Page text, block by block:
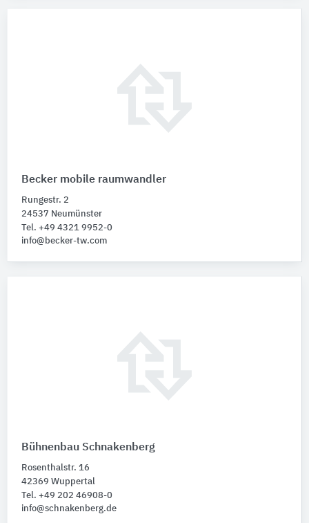
Becker mobile raumwandler
Rungestr. 2
24537 Neumünster
Tel. +49 4321 9952-0
info@becker-tw.com
Bühnenbau Schnakenberg
Rosenthalstr. 16
42369 Wuppertal
Tel. +49 202 46908-0
info@schnakenberg.de